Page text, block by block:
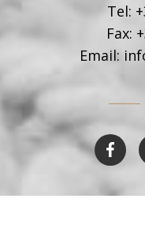
Tel:
Fax:
Email:
IL